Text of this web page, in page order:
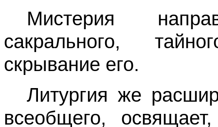
Мистерия
сакрального,
скрывание его.
Литургия же
всеобщего,